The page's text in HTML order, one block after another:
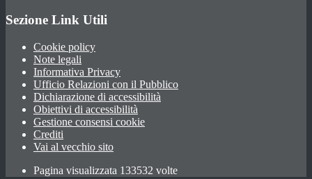
Sezione Link Utili
Cookie policy
Note legali
Informativa Privacy
Ufficio Relazioni con il Pubblico
Dichiarazione di accessibilità
Obiettivi di accessibilità
Gestione consensi cookie
Crediti
Vai al vecchio sito
Pagina visualizzata 133532 volte